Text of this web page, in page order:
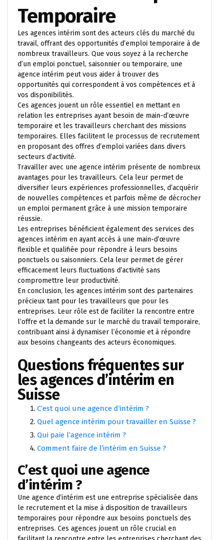
Temporaire
Les agences intérim sont des acteurs clés du marché du
travail, offrant des opportunités d’emploi temporaire à de
nombreux travailleurs. Que vous soyez à la recherche
d’un emploi ponctuel, saisonnier ou temporaire, une
agence intérim peut vous aider à trouver des
opportunités qui correspondent à vos compétences et à
vos disponibilités.
Ces agences jouent un rôle essentiel en mettant en
relation les entreprises ayant besoin de main-d’œuvre
temporaire et les travailleurs cherchant des missions
temporaires. Elles facilitent le processus de recrutement
en proposant des offres d’emploi variées dans divers
secteurs d’activité.
Travailler avec une agence intérim présente de nombreux
avantages pour les travailleurs. Cela leur permet de
diversifier leurs expériences professionnelles, d’acquérir
de nouvelles compétences et parfois même de décrocher
un emploi permanent grâce à une mission temporaire
réussie.
Les entreprises bénéficient également des services des
agences intérim en ayant accès à une main-d’œuvre
flexible et qualifiée pour répondre à leurs besoins
ponctuels ou saisonniers. Cela leur permet de gérer
efficacement leurs fluctuations d’activité sans
compromettre leur productivité.
En conclusion, les agences intérim sont des partenaires
précieux tant pour les travailleurs que pour les
entreprises. Leur rôle est de faciliter la rencontre entre
l’offre et la demande sur le marché du travail temporaire,
contribuant ainsi à dynamiser l’économie et à répondre
aux besoins changeants des acteurs économiques.
Questions fréquentes sur
les agences d’intérim en
Suisse
C’est quoi une agence d’intérim ?
Quel agence intérim pour travailler en Suisse ?
Qui paie l’agence intérim ?
Comment faire de l’intérim en Suisse ?
C’est quoi une agence
d’intérim ?
Une agence d’intérim est une entreprise spécialisée dans
le recrutement et la mise à disposition de travailleurs
temporaires pour répondre aux besoins ponctuels des
entreprises. Ces agences jouent un rôle crucial en